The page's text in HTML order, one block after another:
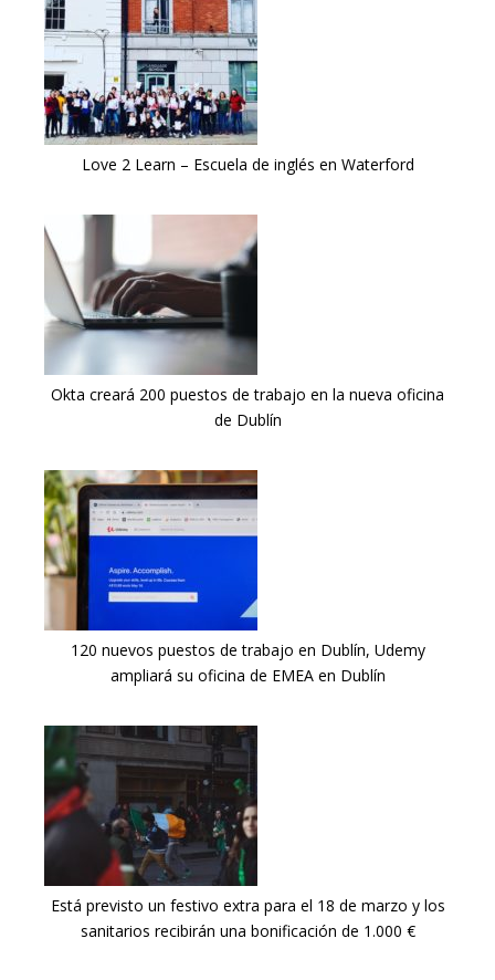
Love 2 Learn – Escuela de inglés en Waterford
Okta creará 200 puestos de trabajo en la nueva oficina
de Dublín
120 nuevos puestos de trabajo en Dublín, Udemy
ampliará su oficina de EMEA en Dublín
Está previsto un festivo extra para el 18 de marzo y los
sanitarios recibirán una bonificación de 1.000 €